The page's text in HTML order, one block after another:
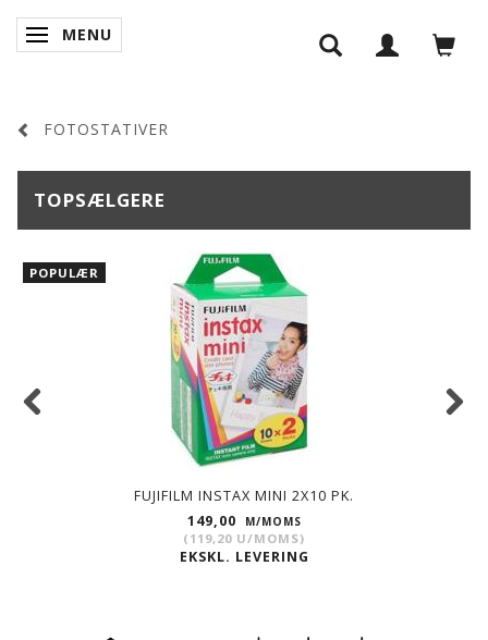
SKIFTE NAVIGATION
MENU
FOTOSTATIVER
TOPSÆLGERE
POPULÆR
FUJIFILM INSTAX MINI 2X10 PK.
149,00
M/MOMS
( 119,20 U/MOMS)
EKSKL. LEVERING